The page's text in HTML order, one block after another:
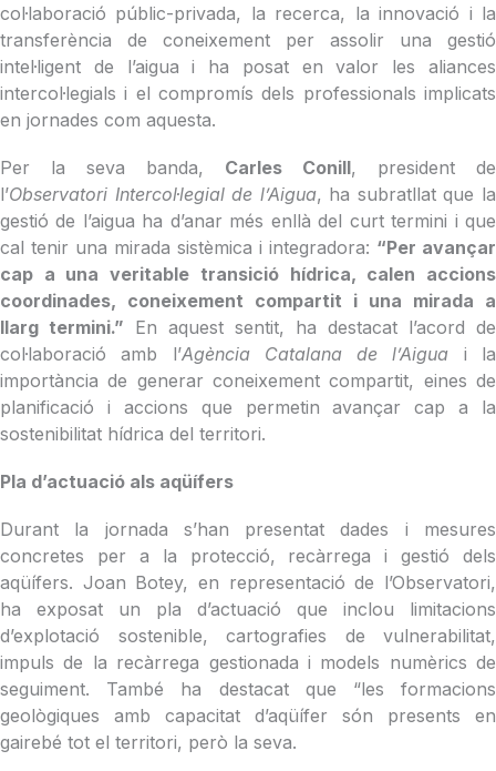
col·laboració públic-privada, la recerca, la innovació i la
transferència de coneixement per assolir una gestió
intel·ligent de l’aigua i ha posat en valor les aliances
intercol·legials i el compromís dels professionals implicats
en jornades com aquesta.
Per la seva banda, Carles Conill, president de
l’Observatori Intercol·legial de l’Aigua, ha subratllat que la
gestió de l’aigua ha d’anar més enllà del curt termini i que
cal tenir una mirada sistèmica i integradora: “Per avançar
cap a una veritable transició hídrica, calen accions
coordinades, coneixement compartit i una mirada a
llarg termini.” En aquest sentit, ha destacat l’acord de
col·laboració amb l’Agència Catalana de l’Aigua i la
importància de generar coneixement compartit, eines de
planificació i accions que permetin avançar cap a la
sostenibilitat hídrica del territori.
Pla d’actuació als aqüífers
Durant la jornada s’han presentat dades i mesures
concretes per a la protecció, recàrrega i gestió dels
aqüífers. Joan Botey, en representació de l’Observatori,
ha exposat un pla d’actuació que inclou limitacions
d’explotació sostenible, cartografies de vulnerabilitat,
impuls de la recàrrega gestionada i models numèrics de
seguiment. També ha destacat que “les formacions
geològiques amb capacitat d’aqüífer són presents en
gairebé tot el territori, però la seva.